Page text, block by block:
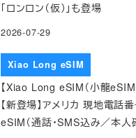
「ロンロン（仮）」も登場
2026-07-29
Xiao Long eSIM
【Xiao Long eSIM（小龍eSIM
【新登場】アメリカ 現地電話
eSIM（通話・SMS込み／本人